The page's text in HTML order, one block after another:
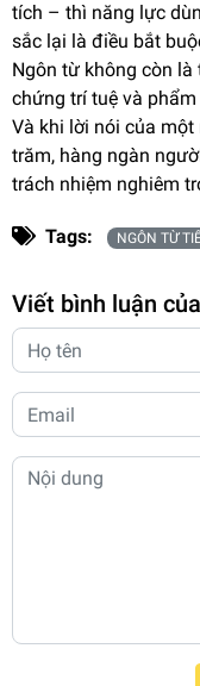
tích – thì năng lực
sắc lại là điều bắt
Ngôn từ không còn là
chứng trí tuệ và phẩm
Và khi lời nói của
trăm, hàng ngàn
trách nhiệm nghiêm
Tags: NGÔN TỪ
Viết bình luận